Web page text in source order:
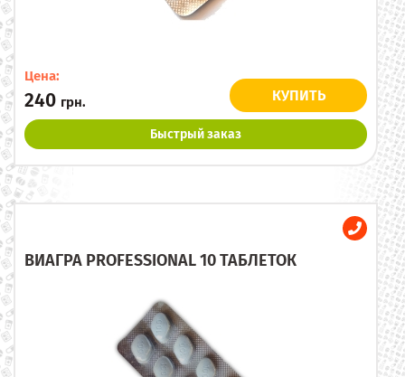
Цена:
240 грн. КУПИТЬ
Быстрый заказ
ВИАГРА PROFESSIONAL 10 ТАБЛЕТОК